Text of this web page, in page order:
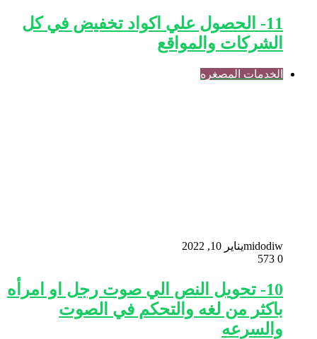
11- الحصول علي اكواد تخفيض في كل
الشركات والمواقع
الخدمات المصغره
midodiwيناير 10, 2022
0
10- تحويل النص الي صوت رجل او امرأه
باكثر من لغه والتحكم في الصوت
والسرعه